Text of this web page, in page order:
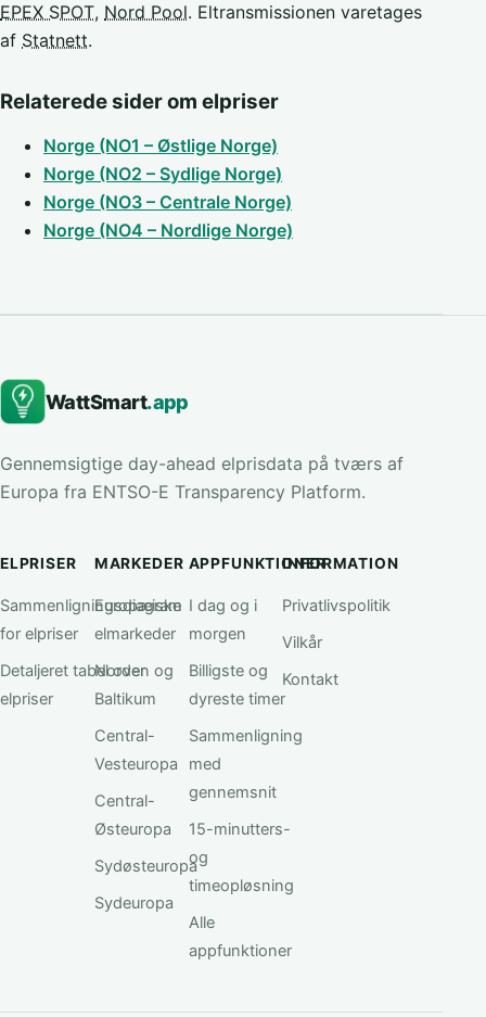
EPEX SPOT, Nord Pool. Eltransmissionen varetages
af Statnett.
Relaterede sider om elpriser
Norge (NO1 – Østlige Norge)
Norge (NO2 – Sydlige Norge)
Norge (NO3 – Centrale Norge)
Norge (NO4 – Nordlige Norge)
WattSmart.app
Gennemsigtige day-ahead elprisdata på tværs af
Europa fra ENTSO-E Transparency Platform.
ELPRISER
Sammenligningsdiagram
for elpriser
Detaljeret tabel over
elpriser
MARKEDER
Europæiske
elmarkeder
Norden og
Baltikum
Central-
Vesteuropa
Central-
Østeuropa
Sydøsteuropa
Sydeuropa
APPFUNKTIONER
I dag og i
morgen
Billigste og
dyreste timer
Sammenligning
med
gennemsnit
15-minutters-
og
timeopløsning
Alle
appfunktioner
INFORMATION
Privatlivspolitik
Vilkår
Kontakt